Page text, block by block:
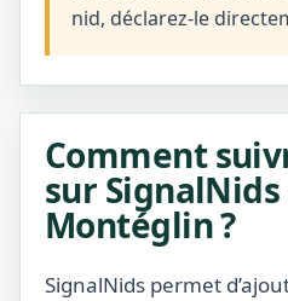
nid, déclarez-le
Comment
sur
Montéglin ?
SignalNids permet